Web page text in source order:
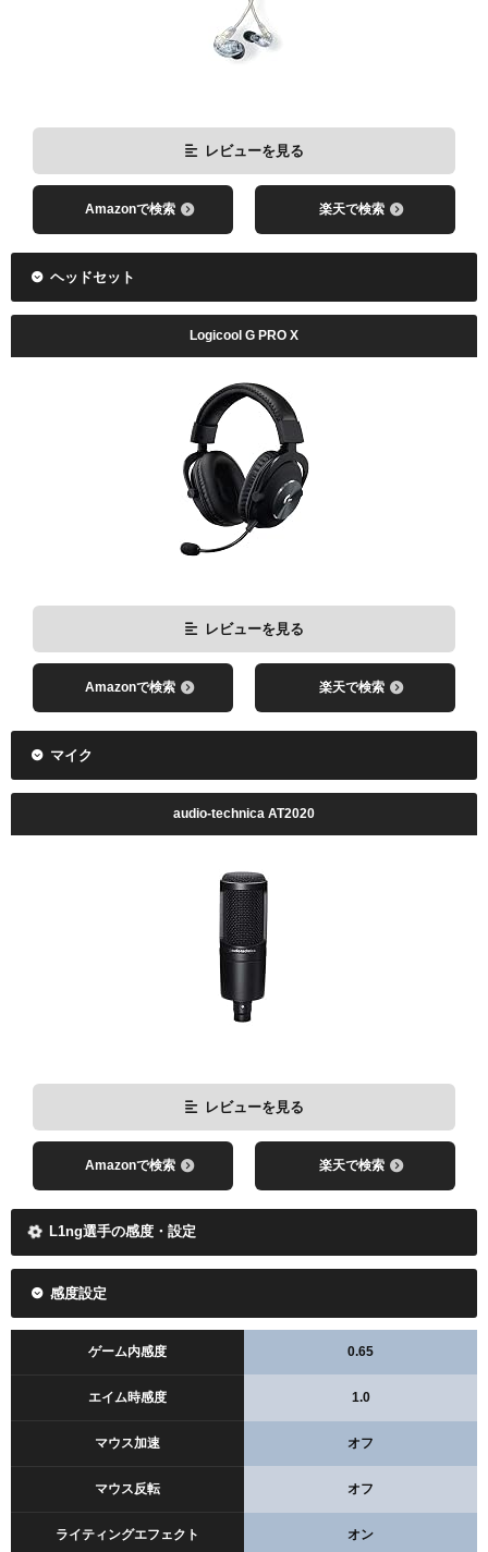
レビューを見る
Amazonで検索 楽天で検索
ヘッドセット
Logicool G PRO X
レビューを見る
Amazonで検索 楽天で検索
マイク
audio-technica AT2020
レビューを見る
Amazonで検索 楽天で検索
L1ng選手の感度・設定
感度設定
ゲーム内感度 0.65
エイム時感度 1.0
マウス加速 オフ
マウス反転 オフ
ライティングエフェクト オン